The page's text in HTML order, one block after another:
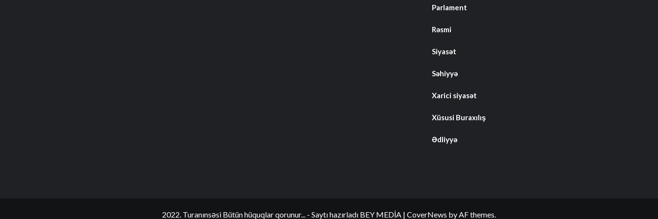
Parlament
Rəsmi
Siyasət
Səhiyyə
Xarici siyasət
Xüsusi Buraxılış
Ədliyyə
2022. Turanınsəsi Bütün hüquqlar qorunur... - Saytı hazırladı BEY MEDİA | CoverNews by AF themes.